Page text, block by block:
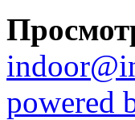
powered